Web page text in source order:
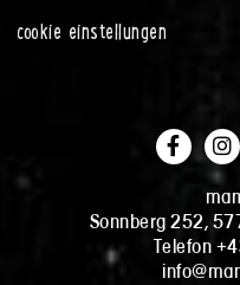
cookie einstellungen
Sonnberg 252,
Telefon